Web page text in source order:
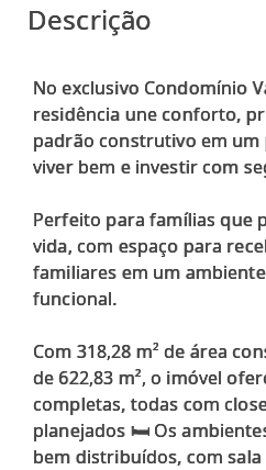
Descrição
No exclusivo Condomínio
residência une conforto,
padrão construtivo em
viver bem e investir com
Perfeito para famílias que
vida, com espaço para
familiares em um
funcional.
Com 318,28 m² de área
de 622,83 m², o imóvel
completas, todas com
planejados 🛏️ Os
bem distribuídos, com sala